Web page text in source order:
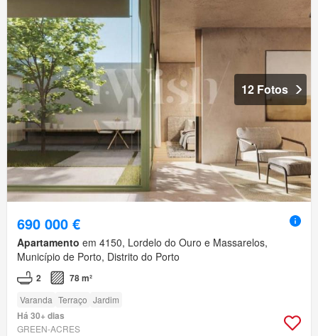
12 Fotos
690 000 €
Apartamento em 4150, Lordelo do Ouro e Massarelos,
Município de Porto, Distrito do Porto
2 78 m²
Varanda Terraço Jardim
Há 30+ dias
GREEN-ACRES